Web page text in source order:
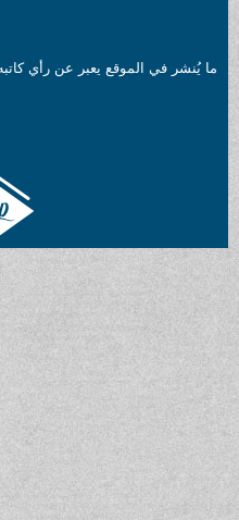
ما يُنشر في الموقع يعبر عن رأي كاتبه